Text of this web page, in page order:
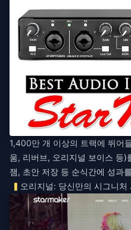
1,400만 개 이상의 트랙에 뛰어
움, 리버브, 오리지널 보이스 등)
잼, 초안 저장 등 순식간에 성과
오리지널: 당신만의 시그니